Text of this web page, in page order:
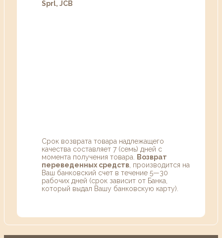
Sprl, JCB
Срок возврата товара надлежащего
качества составляет 7 (семь) дней с
момента получения товара.
Возврат
переведенных средств , производится на
Ваш банковский счет в течение 5—30
рабочих дней (срок зависит от Банка,
который выдал Вашу банковскую карту).